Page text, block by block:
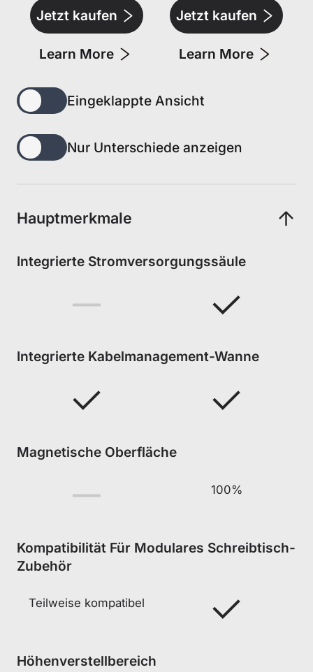
Jetzt kaufen
Learn More
Jetzt kaufen
Learn More
Eingeklappte Ansicht
Nur Unterschiede anzeigen
Hauptmerkmale
Integrierte Stromversorgungssäule
Integrierte Kabelmanagement-Wanne
Magnetische Oberfläche
100%
Kompatibilität Für Modulares Schreibtisch-
Zubehör
Teilweise kompatibel
Höhenverstellbereich